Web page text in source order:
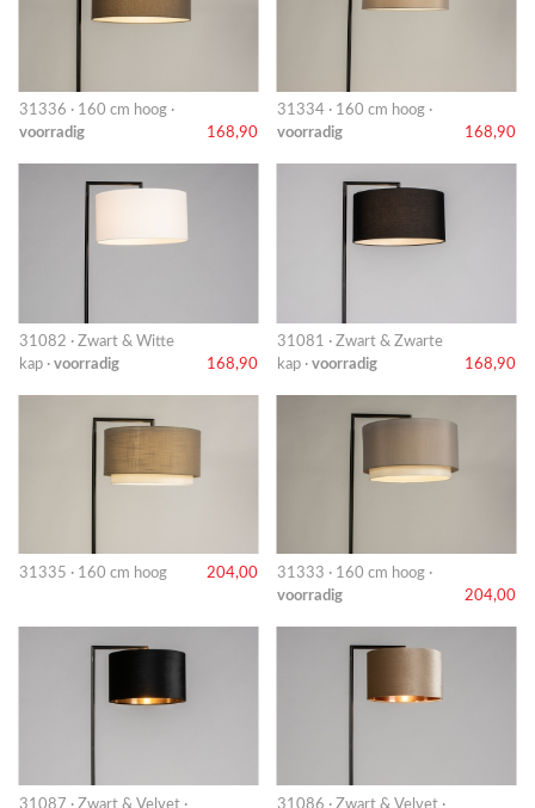
31336 · 160 cm hoog ·
voorradig
168,90
31334 · 160 cm hoog ·
voorradig
168,90
31082 · Zwart & Witte
kap · voorradig 168,90
31081 · Zwart & Zwarte
kap · voorradig 168,90
31335 · 160 cm hoog 204,00
31333 · 160 cm hoog ·
voorradig
204,00
31087 · Zwart & Velvet · 31086 · Zwart & Velvet ·